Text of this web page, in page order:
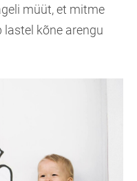
müüt, et mitme
kõne arengu